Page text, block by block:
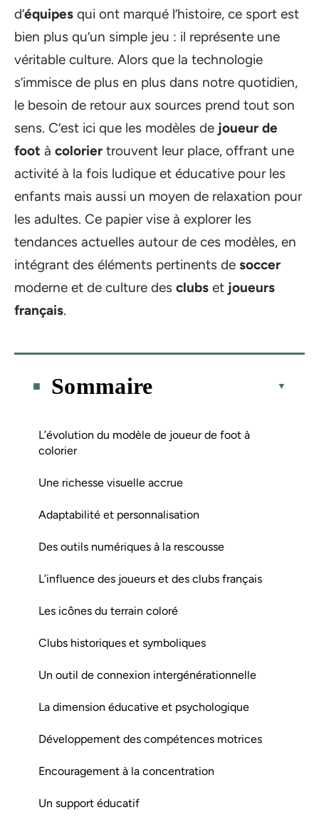
d’équipes qui ont marqué l’histoire, ce sport est
bien plus qu’un simple jeu : il représente une
véritable culture. Alors que la technologie
s’immisce de plus en plus dans notre quotidien,
le besoin de retour aux sources prend tout son
sens. C’est ici que les modèles de joueur de
foot à colorier trouvent leur place, offrant une
activité à la fois ludique et éducative pour les
enfants mais aussi un moyen de relaxation pour
les adultes. Ce papier vise à explorer les
tendances actuelles autour de ces modèles, en
intégrant des éléments pertinents de soccer
moderne et de culture des clubs et joueurs
français.
Sommaire
L’évolution du modèle de joueur de foot à
colorier
Une richesse visuelle accrue
Adaptabilité et personnalisation
Des outils numériques à la rescousse
L’influence des joueurs et des clubs français
Les icônes du terrain coloré
Clubs historiques et symboliques
Un outil de connexion intergénérationnelle
La dimension éducative et psychologique
Développement des compétences motrices
Encouragement à la concentration
Un support éducatif